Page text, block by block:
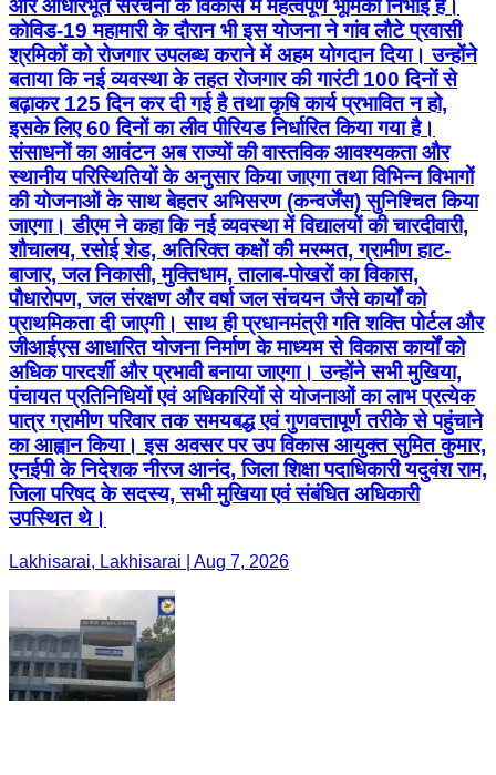
और आधारभूत संरचना के विकास में महत्वपूर्ण भूमिका निभाई है।
कोविड-19 महामारी के दौरान भी इस योजना ने गांव लौटे प्रवासी
श्रमिकों को रोजगार उपलब्ध कराने में अहम योगदान दिया। उन्होंने
बताया कि नई व्यवस्था के तहत रोजगार की गारंटी 100 दिनों से
बढ़ाकर 125 दिन कर दी गई है तथा कृषि कार्य प्रभावित न हो,
इसके लिए 60 दिनों का लीव पीरियड निर्धारित किया गया है।
संसाधनों का आवंटन अब राज्यों की वास्तविक आवश्यकता और
स्थानीय परिस्थितियों के अनुसार किया जाएगा तथा विभिन्न विभागों
की योजनाओं के साथ बेहतर अभिसरण (कन्वर्जेंस) सुनिश्चित किया
जाएगा। डीएम ने कहा कि नई व्यवस्था में विद्यालयों की चारदीवारी,
शौचालय, रसोई शेड, अतिरिक्त कक्षों की मरम्मत, ग्रामीण हाट-
बाजार, जल निकासी, मुक्तिधाम, तालाब-पोखरों का विकास,
पौधारोपण, जल संरक्षण और वर्षा जल संचयन जैसे कार्यों को
प्राथमिकता दी जाएगी। साथ ही प्रधानमंत्री गति शक्ति पोर्टल और
जीआईएस आधारित योजना निर्माण के माध्यम से विकास कार्यों को
अधिक पारदर्शी और प्रभावी बनाया जाएगा। उन्होंने सभी मुखिया,
पंचायत प्रतिनिधियों एवं अधिकारियों से योजनाओं का लाभ प्रत्येक
पात्र ग्रामीण परिवार तक समयबद्ध एवं गुणवत्तापूर्ण तरीके से पहुंचाने
का आह्वान किया। इस अवसर पर उप विकास आयुक्त सुमित कुमार,
एनईपी के निदेशक नीरज आनंद, जिला शिक्षा पदाधिकारी यदुवंश राम,
जिला परिषद के सदस्य, सभी मुखिया एवं संबंधित अधिकारी
उपस्थित थे।
Lakhisarai, Lakhisarai | Aug 7, 2026